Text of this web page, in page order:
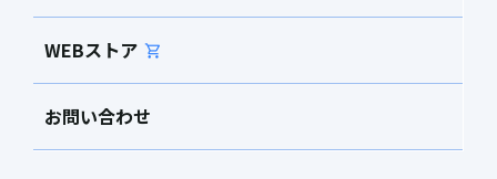
WEBストア
お問い合わせ